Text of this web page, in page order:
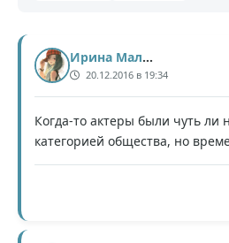
Ирина Малышко
20.12.2016 в 19:34
Когда-то актеры были чуть ли
категорией общества, но